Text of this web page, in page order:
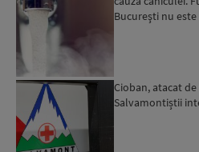
Bucureşti nu
Cioban, atacat
Salvamontiștii